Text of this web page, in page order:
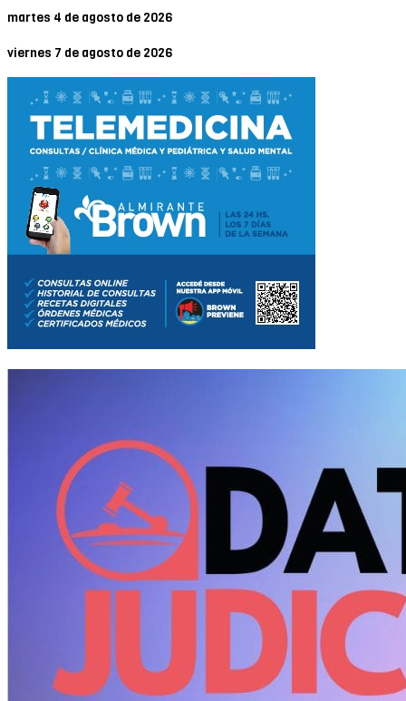
martes 4 de agosto de 2026
viernes 7 de agosto de 2026